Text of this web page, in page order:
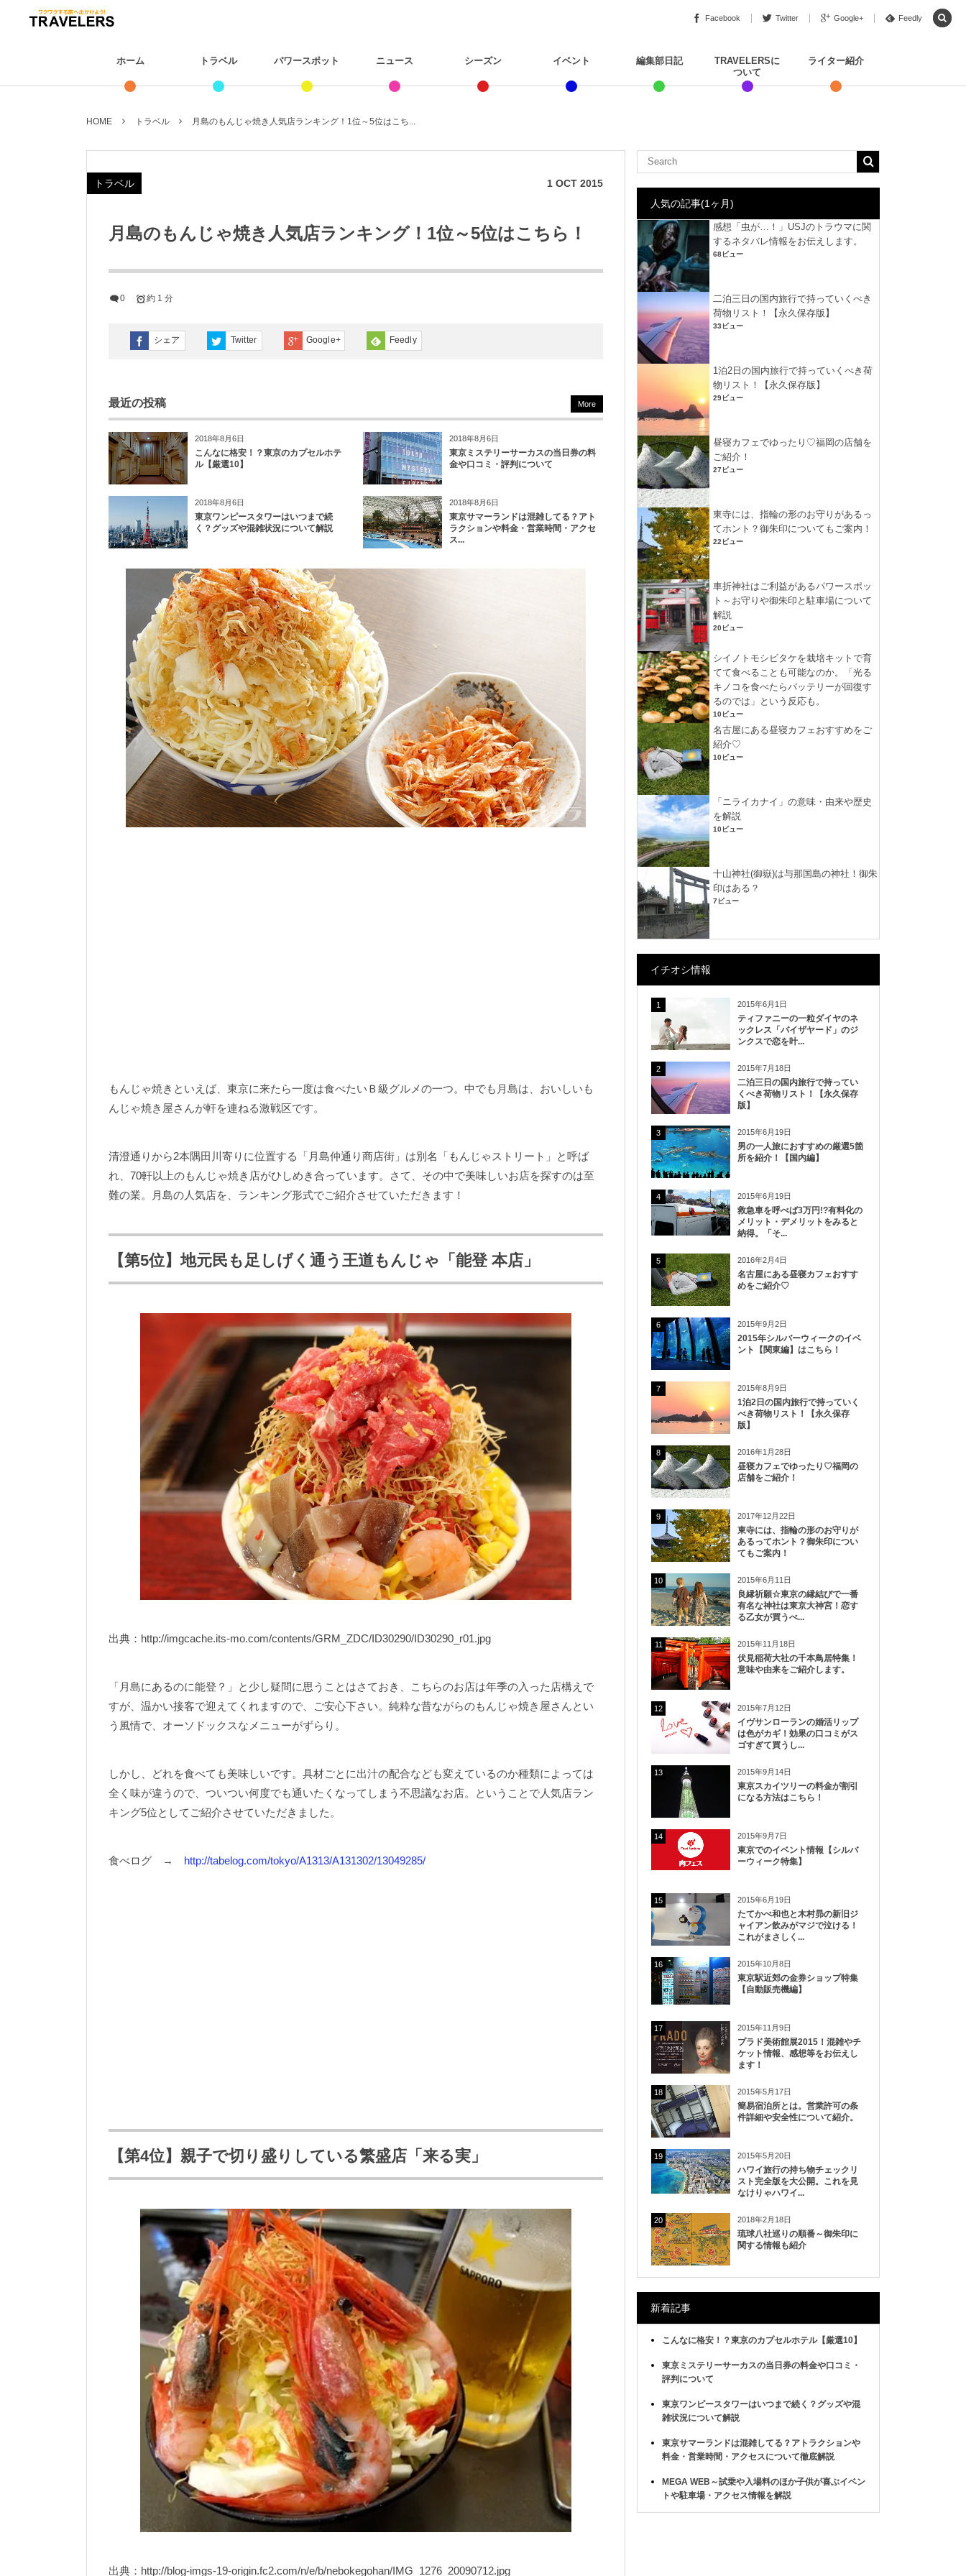
Facebook Twitter Google+ Feedly
ホーム トラベル パワースポット ニュース シーズン イベント 編集部日記
TRAVELERSに
ついて
ライター紹介
HOME トラベル 月島のもんじゃ焼き人気店ランキング！1位～5位はこち...
トラベル 1 OCT 2015
月島のもんじゃ焼き人気店ランキング！1位～5位はこちら！
0 約 1 分
シェア Twitter Google+ Feedly
最近の投稿
2018年8月6日
こんなに格安！？東京のカプセルホテ
ル【厳選10】
2018年8月6日
東京ミステリーサーカスの当日券の料
金や口コミ・評判について
2018年8月6日
東京ワンピースタワーはいつまで続
く？グッズや混雑状況について解説
2018年8月6日
東京サマーランドは混雑してる？アト
ラクションや料金・営業時間・アクセ
ス...
More
もんじゃ焼きといえば、東京に来たら一度は食べたいＢ級グルメの一つ。中でも月島は、おいしいも
んじゃ焼き屋さんが軒を連ねる激戦区です。
清澄通りから2本隅田川寄りに位置する「月島仲通り商店街」は別名「もんじゃストリート」と呼ば
れ、70軒以上のもんじゃ焼き店がひしめき合っています。さて、その中で美味しいお店を探すのは至
難の業。月島の人気店を、ランキング形式でご紹介させていただきます！
【第5位】地元民も足しげく通う王道もんじゃ「能登 本店」
出典：http://imgcache.its-mo.com/contents/GRM_ZDC/ID30290/ID30290_r01.jpg
「月島にあるのに能登？」と少し疑問に思うことはさておき、こちらのお店は年季の入った店構えで
すが、温かい接客で迎えてくれますので、ご安心下さい。純粋な昔ながらのもんじゃ焼き屋さんとい
う風情で、オーソドックスなメニューがずらり。
しかし、どれを食べても美味しいです。具材ごとに出汁の配合なども変えているのか種類によっては
全く味が違うので、ついつい何度でも通いたくなってしまう不思議なお店。ということで人気店ラン
キング5位としてご紹介させていただきました。
食べログ → http://tabelog.com/tokyo/A1313/A131302/13049285/
【第4位】親子で切り盛りしている繁盛店「来る実」
出典：http://blog-imgs-19-origin.fc2.com/n/e/b/nebokegohan/IMG_1276_20090712.jpg
人気の記事(1ヶ月)
感想「虫が…！」USJのトラウマに関
するネタバレ情報をお伝えします。
68ビュー
二泊三日の国内旅行で持っていくべき
荷物リスト！【永久保存版】
33ビュー
1泊2日の国内旅行で持っていくべき荷
物リスト！【永久保存版】
29ビュー
昼寝カフェでゆったり♡福岡の店舗を
ご紹介！
27ビュー
東寺には、指輪の形のお守りがあるっ
てホント？御朱印についてもご案内！
22ビュー
車折神社はご利益があるパワースポッ
ト～お守りや御朱印と駐車場について
解説
20ビュー
シイノトモシビタケを栽培キットで育
てて食べることも可能なのか。「光る
キノコを食べたらバッテリーが回復す
るのでは」という反応も。
10ビュー
名古屋にある昼寝カフェおすすめをご
紹介♡
10ビュー
「ニライカナイ」の意味・由来や歴史
を解説
10ビュー
十山神社(御嶽)は与那国島の神社！御朱
印はある？
7ビュー
イチオシ情報
1 2015年6月1日
ティファニーの一粒ダイヤのネ
ックレス「バイザヤード」のジ
ンクスで恋を叶...
2 2015年7月18日
二泊三日の国内旅行で持ってい
くべき荷物リスト！【永久保存
版】
3 2015年6月19日
男の一人旅におすすめの厳選5箇
所を紹介！【国内編】
4 2015年6月19日
救急車を呼べば3万円!?有料化の
メリット・デメリットをみると
納得。「そ...
5 2016年2月4日
名古屋にある昼寝カフェおすす
めをご紹介♡
6 2015年9月2日
2015年シルバーウィークのイベ
ント【関東編】はこちら！
7 2015年8月9日
1泊2日の国内旅行で持っていく
べき荷物リスト！【永久保存
版】
8 2016年1月28日
昼寝カフェでゆったり♡福岡の
店舗をご紹介！
9 2017年12月22日
東寺には、指輪の形のお守りが
あるってホント？御朱印につい
てもご案内！
10 2015年6月11日
良縁祈願☆東京の縁結びで一番
有名な神社は東京大神宮！恋す
る乙女が買うべ...
11 2015年11月18日
伏見稲荷大社の千本鳥居特集！
意味や由来をご紹介します。
12 2015年7月12日
イヴサンローランの婚活リップ
は色がカギ！効果の口コミがス
ゴすぎて買うし...
13 2015年9月14日
東京スカイツリーの料金が割引
になる方法はこちら！
14 2015年9月7日
東京でのイベント情報【シルバ
ーウィーク特集】
15 2015年6月19日
たてかべ和也と木村昴の新旧ジ
ャイアン飲みがマジで泣ける！
これがまさしく...
16 2015年10月8日
東京駅近郊の金券ショップ特集
【自動販売機編】
17 2015年11月9日
プラド美術館展2015！混雑やチ
ケット情報、感想等をお伝えし
ます！
18 2015年5月17日
簡易宿泊所とは。営業許可の条
件詳細や安全性について紹介。
19 2015年5月20日
ハワイ旅行の持ち物チェックリ
スト完全版を大公開。これを見
なけりゃハワイ...
20 2018年2月18日
琉球八社巡りの順番～御朱印に
関する情報も紹介
新着記事
こんなに格安！？東京のカプセルホテル【厳選10】
東京ミステリーサーカスの当日券の料金や口コミ・
評判について
東京ワンピースタワーはいつまで続く？グッズや混
雑状況について解説
東京サマーランドは混雑してる？アトラクションや
料金・営業時間・アクセスについて徹底解説
MEGA WEB～試乗や入場料のほか子供が喜ぶイベン
トや駐車場・アクセス情報を解説